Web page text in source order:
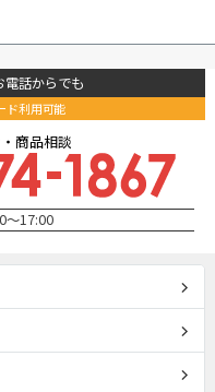
電話からでも
ド利用可能
商品相談
～17:00